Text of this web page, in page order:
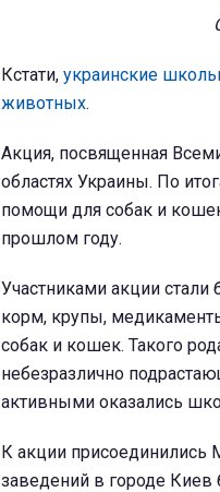
Кстати, украинские
животных.
Акция, посвященная
областях Украины. По
помощи для собак и
прошлом году.
Участниками акции
корм, крупы,
собак и кошек. Такого
небезразлично
активными оказались
К акции присоединились
заведений в городе